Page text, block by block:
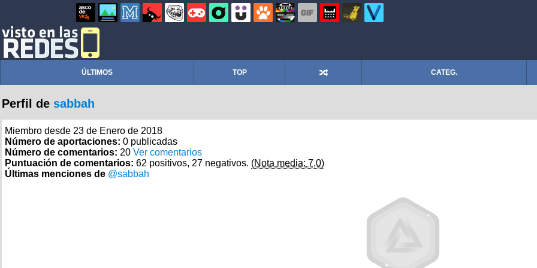
ÚLTIMOS TOP CATEG.
Perfil de sabbah
Miembro desde 23 de Enero de 2018
Número de aportaciones: 0 publicadas
Número de comentarios: 20 Ver comentarios
Puntuación de comentarios: 62 positivos, 27 negativos. (Nota media: 7,0)
Últimas menciones de @sabbah